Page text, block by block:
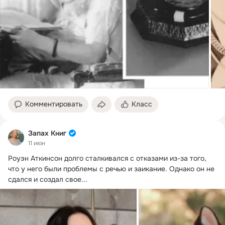
Комментировать Класс
Запах Книг
11 июн
Роуэн Аткинсон долго сталкивался с отказами из-за того,
что у него были проблемы с речью и заикание. Однако он не
сдался и создал свое...